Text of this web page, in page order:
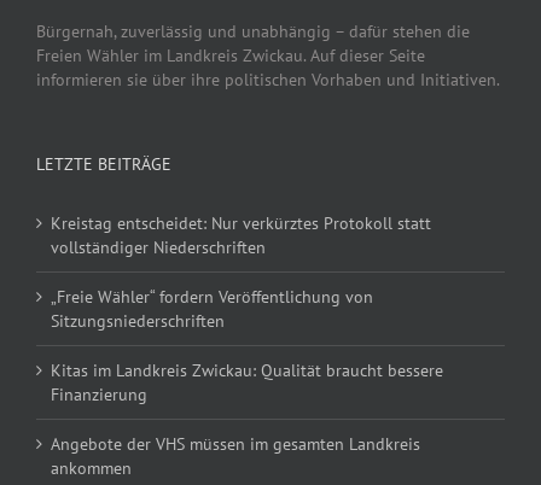
Bürgernah, zuverlässig und unabhängig – dafür stehen die
Freien Wähler im Landkreis Zwickau. Auf dieser Seite
informieren sie über ihre politischen Vorhaben und Initiativen.
LETZTE BEITRÄGE
Kreistag entscheidet: Nur verkürztes Protokoll statt
vollständiger Niederschriften
„Freie Wähler“ fordern Veröffentlichung von
Sitzungsniederschriften
Kitas im Landkreis Zwickau: Qualität braucht bessere
Finanzierung
Angebote der VHS müssen im gesamten Landkreis
ankommen